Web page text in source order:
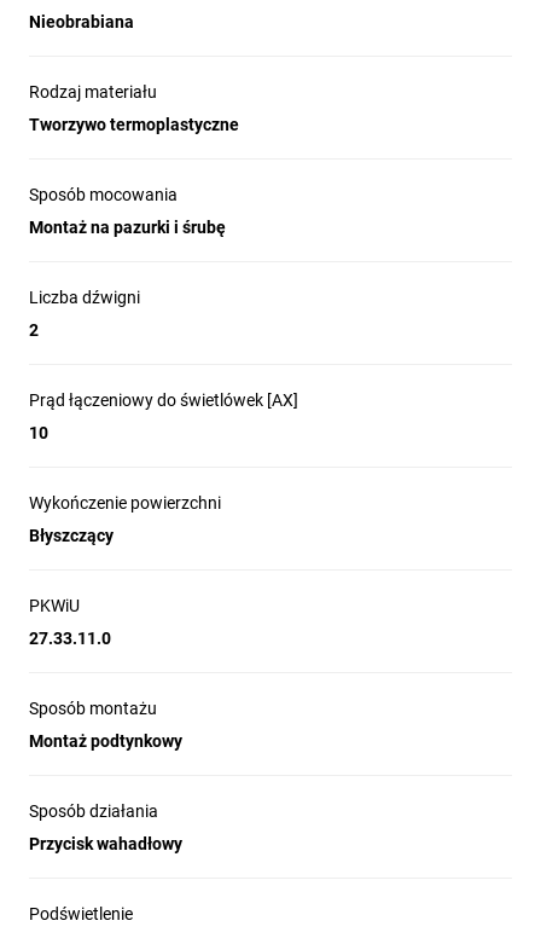
Nieobrabiana
Rodzaj materiału
Tworzywo termoplastyczne
Sposób mocowania
Montaż na pazurki i śrubę
Liczba dźwigni
2
Prąd łączeniowy do świetlówek [AX]
10
Wykończenie powierzchni
Błyszczący
PKWiU
27.33.11.0
Sposób montażu
Montaż podtynkowy
Sposób działania
Przycisk wahadłowy
Podświetlenie